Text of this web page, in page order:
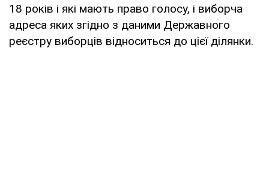
18 років і які мають право голосу, і виборча
адреса яких згідно з даними Державного
реєстру виборців відноситься до цієї ділянки.